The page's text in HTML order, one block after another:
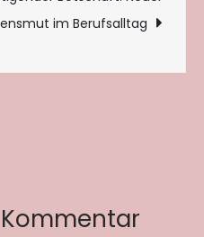
im Berufsalltag